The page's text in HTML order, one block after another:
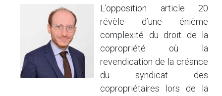
L’opposition article 20
révèle d’une énième
complexité du droit de la
copropriété où la
revendication de la créance
du syndicat des
copropriétaires lors de la